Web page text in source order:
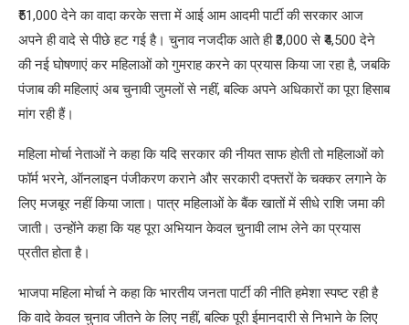
₹51,000 देने का वादा करके सत्ता में आई आम आदमी पार्टी की सरकार आज
अपने ही वादे से पीछे हट गई है। चुनाव नजदीक आते ही ₹3,000 से ₹4,500 देने
की नई घोषणाएं कर महिलाओं को गुमराह करने का प्रयास किया जा रहा है, जबकि
पंजाब की महिलाएं अब चुनावी जुमलों से नहीं, बल्कि अपने अधिकारों का पूरा हिसाब
मांग रही हैं।
महिला मोर्चा नेताओं ने कहा कि यदि सरकार की नीयत साफ होती तो महिलाओं को
फॉर्म भरने, ऑनलाइन पंजीकरण कराने और सरकारी दफ्तरों के चक्कर लगाने के
लिए मजबूर नहीं किया जाता। पात्र महिलाओं के बैंक खातों में सीधे राशि जमा की
जाती। उन्होंने कहा कि यह पूरा अभियान केवल चुनावी लाभ लेने का प्रयास
प्रतीत होता है।
भाजपा महिला मोर्चा ने कहा कि भारतीय जनता पार्टी की नीति हमेशा स्पष्ट रही है
कि वादे केवल चुनाव जीतने के लिए नहीं, बल्कि पूरी ईमानदारी से निभाने के लिए